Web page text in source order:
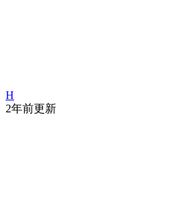
H
2年前更新